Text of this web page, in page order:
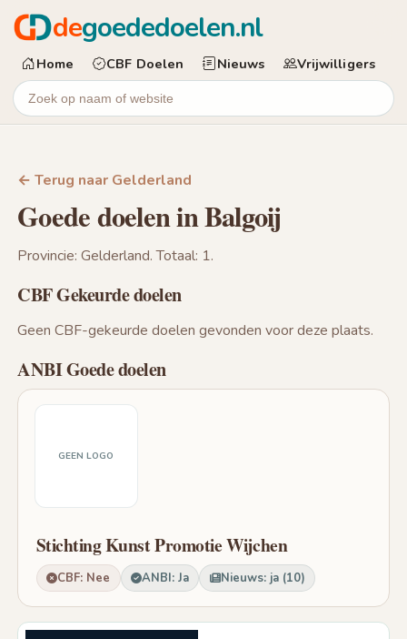
degoededoelen.nl
Home CBF Doelen Nieuws Vrijwilligers
← Terug naar Gelderland
Goede doelen in Balgoij
Provincie: Gelderland. Totaal: 1.
CBF Gekeurde doelen
Geen CBF-gekeurde doelen gevonden voor deze plaats.
ANBI Goede doelen
GEEN LOGO
Stichting Kunst Promotie Wijchen
CBF: Nee ANBI: Ja Nieuws: ja (10)